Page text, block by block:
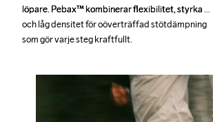
löpare. Pebax™ kombinerar flexibilitet, styrka
och låg densitet för oöverträffad stötdämpning
som gör varje steg kraftfullt.
löpare. Pebax™ kombinerar flexibilitet, styrka
och låg densitet för oöverträffad stötdämpning
som gör varje steg kraftfullt.